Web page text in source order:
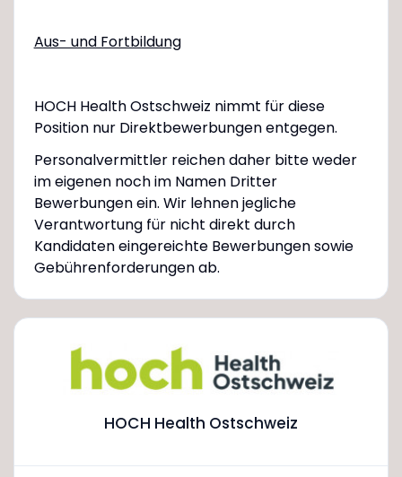
Aus- und Fortbildung
HOCH Health Ostschweiz nimmt für diese
Position nur Direktbewerbungen entgegen.
Personalvermittler reichen daher bitte weder
im eigenen noch im Namen Dritter
Bewerbungen ein. Wir lehnen jegliche
Verantwortung für nicht direkt durch
Kandidaten eingereichte Bewerbungen sowie
Gebührenforderungen ab.
HOCH Health Ostschweiz